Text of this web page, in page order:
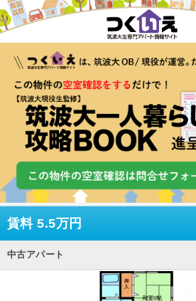
賃料 5.5万円
中古アパート